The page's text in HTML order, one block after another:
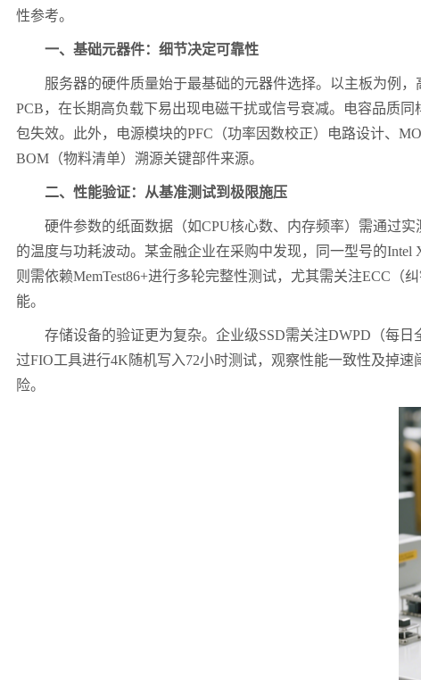
性参考。
一、基础元器件：细节决定可靠性
服务器的硬件质量始于最基础的元器件选择。以主板为例，
PCB，在长期高负载下易出现电磁干扰或信号衰减。电容品质同
包失效。此外，电源模块的PFC （功率因数校正）电路设计、
BOM （物料清单）溯源关键部件来源。
二、性能验证：从基准测试到极限施压
硬件参数的纸面数据（如CPU核心数、内存频率）需通过实
的温度与功耗波动。某金融企业在采购中发现，同一型号的Intel
则需依赖MemTest86+进行多轮完整性测试，尤其需关注ECC （
能。
存储设备的验证更为复杂。企业级SSD需关注DWPD （每
过FIO工具进行4K 随机写入72小时测试，观察性能一致性及掉速
险。